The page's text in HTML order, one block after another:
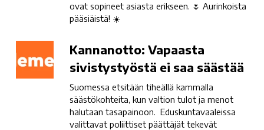
ovat sopineet asiasta erikseen. 🌷 Aurinkoista
pääsiäistä! ☀️
Kannanotto:
Vapaasta
sivistystyöstä
Kannanotto: Vapaasta
sivistystyöstä ei saa säästää
Suomessa etsitään tiheällä kammalla
säästökohteita, kun valtion tulot ja menot
halutaan tasapainoon. Eduskuntavaaleissa
valittavat poliittiset päättäjät tekevät